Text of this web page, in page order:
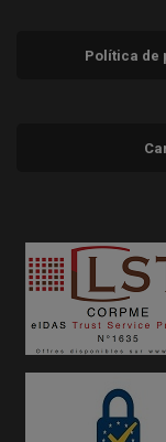
Política de